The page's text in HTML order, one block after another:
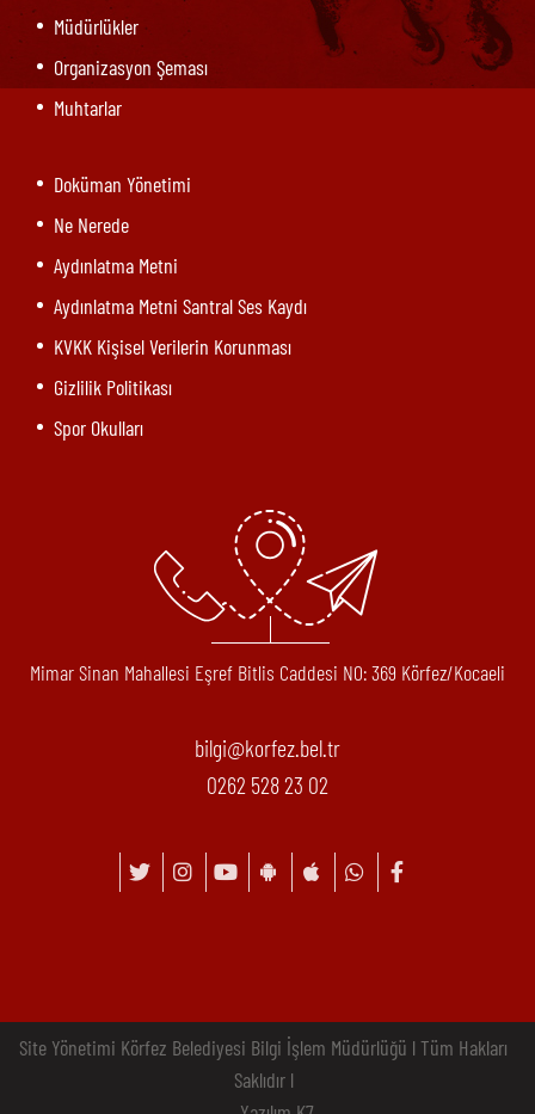
Müdürlükler
Organizasyon Şeması
Muhtarlar
Doküman Yönetimi
Ne Nerede
Aydınlatma Metni
Aydınlatma Metni Santral Ses Kaydı
KVKK Kişisel Verilerin Korunması
Gizlilik Politikası
Spor Okulları
Mimar Sinan Mahallesi Eşref Bitlis Caddesi N0: 369 Körfez/Kocaeli
bilgi@korfez.bel.tr
0262 528 23 02
Site Yönetimi Körfez Belediyesi Bilgi İşlem Müdürlüğü l Tüm Hakları
Saklıdır l